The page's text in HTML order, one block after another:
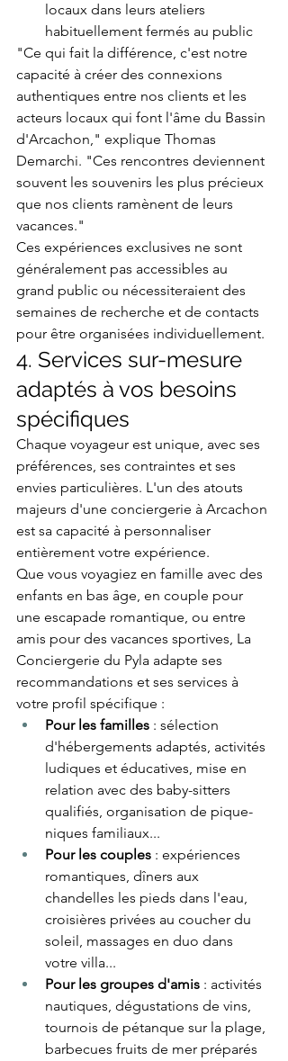
locaux dans leurs ateliers
habituellement fermés au public
"Ce qui fait la différence, c'est notre
capacité à créer des connexions
authentiques entre nos clients et les
acteurs locaux qui font l'âme du Bassin
d'Arcachon," explique Thomas
Demarchi. "Ces rencontres deviennent
souvent les souvenirs les plus précieux
que nos clients ramènent de leurs
vacances."
Ces expériences exclusives ne sont
généralement pas accessibles au
grand public ou nécessiteraient des
semaines de recherche et de contacts
pour être organisées individuellement.
4. Services sur-mesure
adaptés à vos besoins
spécifiques
Chaque voyageur est unique, avec ses
préférences, ses contraintes et ses
envies particulières. L'un des atouts
majeurs d'une conciergerie à Arcachon
est sa capacité à personnaliser
entièrement votre expérience.
Que vous voyagiez en famille avec des
enfants en bas âge, en couple pour
une escapade romantique, ou entre
amis pour des vacances sportives, La
Conciergerie du Pyla adapte ses
recommandations et ses services à
votre profil spécifique :
Pour les familles : sélection
d'hébergements adaptés, activités
ludiques et éducatives, mise en
relation avec des baby-sitters
qualifiés, organisation de pique-
niques familiaux...
Pour les couples : expériences
romantiques, dîners aux
chandelles les pieds dans l'eau,
croisières privées au coucher du
soleil, massages en duo dans
votre villa...
Pour les groupes d'amis : activités
nautiques, dégustations de vins,
tournois de pétanque sur la plage,
barbecues fruits de mer préparés